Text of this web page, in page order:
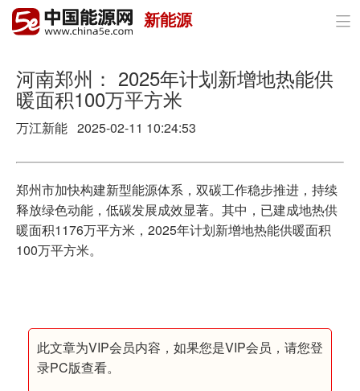
首页
政策与经济
油气
电力
新能源
新能源 
河南郑州： 2025年计划新增地热能供
暖面积100万平方米
万江新能 2025-02-11 10:24:53
郑州市加快构建新型能源体系，双碳工作稳步推进，持续
释放绿色动能，低碳发展成效显著。其中，已建成地热供
暖面积1176万平方米，2025年计划新增地热能供暖面积
100万平方米。
此文章为VIP会员内容，如果您是VIP会员，请您登
录PC版查看。